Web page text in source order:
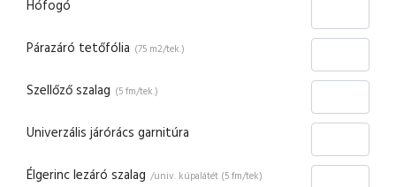
Hófogó
Párazáró tetőfólia (75 m2/tek.)
Szellőző szalag (5 fm/tek.)
Univerzális járórács garnitúra
Élgerinc lezáró szalag /univ. kúpalátét (5 fm/tek)